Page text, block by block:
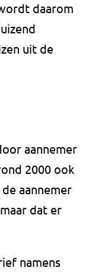
daarom
uit de
aannemer
2000 ook
aannemer
dat er
namens